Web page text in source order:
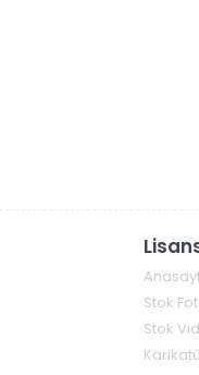
Stok
Stok